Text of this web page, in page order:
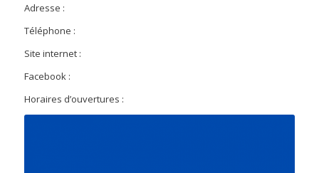
Adresse :
Téléphone :
Site internet :
Facebook :
Horaires d’ouvertures :